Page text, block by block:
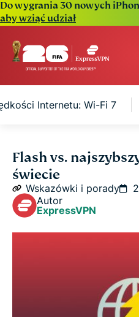
Do wygrania 30 nowych
aby wziąć udział
Internetu: Wi-Fi 7
10 regionów z
Które kraje mają
Przyszłość prędkości
Bonus: ewolucja Flasha
Flash vs.
świecie
Wskazówki i porady
Autor
ExpressVPN